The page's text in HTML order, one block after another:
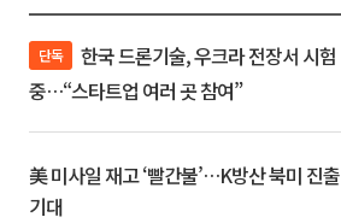
단독
중…“스타트업 여러 곳 참여”
美 미사일 재고 ‘빨간불’…K방산 북미 진출
기대